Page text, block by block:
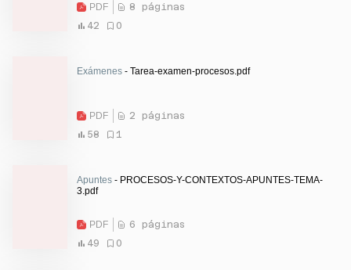
PDF
8 páginas
42
0
Exámenes - Tarea-examen-procesos.pdf
PDF
2 páginas
58
1
Apuntes - PROCESOS-Y-CONTEXTOS-APUNTES-TEMA-
3.pdf
PDF
6 páginas
49
0